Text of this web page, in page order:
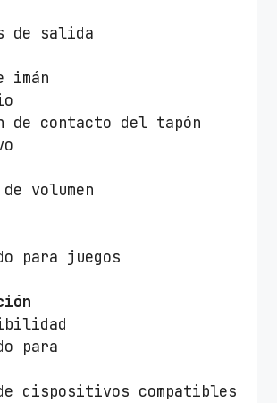
de salida
imán
de contacto del tapón
volumen
para juegos
para
dispositivos compatibles